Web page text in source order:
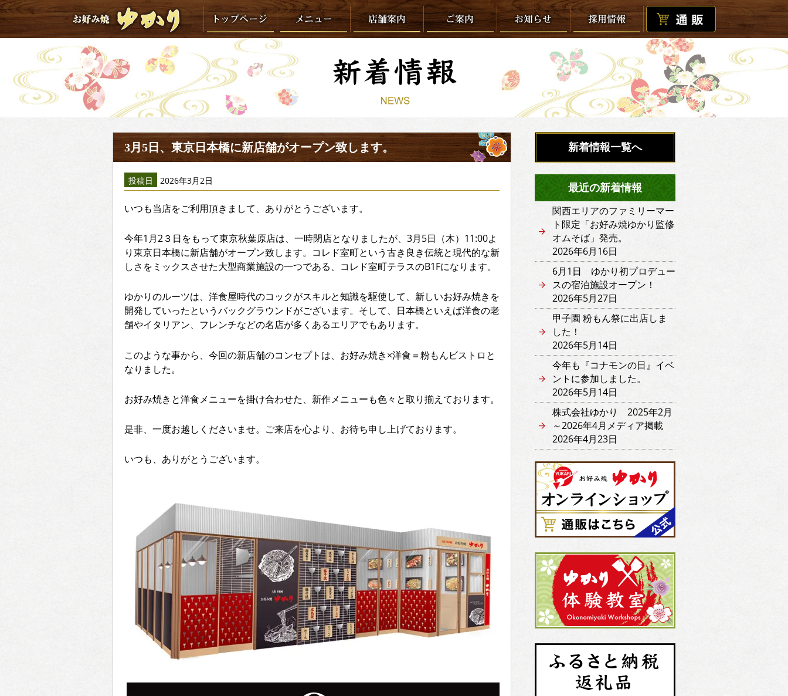
3月5日、東京日本橋に新店舗がオープン致します。
投稿日 2026年3月2日
いつも当店をご利用頂きまして、ありがとうございます。
今年1月2３日をもって東京秋葉原店は、一時閉店となりましたが、3月5日（木）11:00よ
り東京日本橋に新店舗がオープン致します。コレド室町という古き良き伝統と現代的な新
しさをミックスさせた大型商業施設の一つである、コレド室町テラスのB1Fになります。
ゆかりのルーツは、洋食屋時代のコックがスキルと知識を駆使して、新しいお好み焼きを
開発していったというバックグラウンドがございます。そして、日本橋といえば洋食の老
舗やイタリアン、フレンチなどの名店が多くあるエリアでもあります。
このような事から、今回の新店舗のコンセプトは、お好み焼き×洋食＝粉もんビストロと
なりました。
お好み焼きと洋食メニューを掛け合わせた、新作メニューも色々と取り揃えております。
是非、一度お越しくださいませ。ご来店を心より、お待ち申し上げております。
いつも、ありがとうございます。
新着情報一覧へ
最近の新着情報
関西エリアのファミリーマー
ト限定「お好み焼ゆかり監修
オムそば」発売。
2026年6月16日
6月1日 ゆかり初プロデュー
スの宿泊施設オープン！
2026年5月27日
甲子園 粉もん祭に出店しま
した！
2026年5月14日
今年も『コナモンの日』イベ
ントに参加しました。
2026年5月14日
株式会社ゆかり 2025年2月
～2026年4月メディア掲載
2026年4月23日